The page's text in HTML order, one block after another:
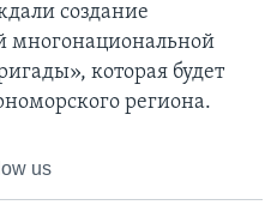
создание
многонациональной
которая будет
региона.
us